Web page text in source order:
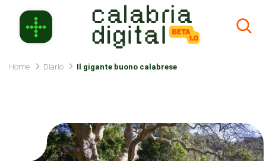
Home Diario Il gigante buono calabrese